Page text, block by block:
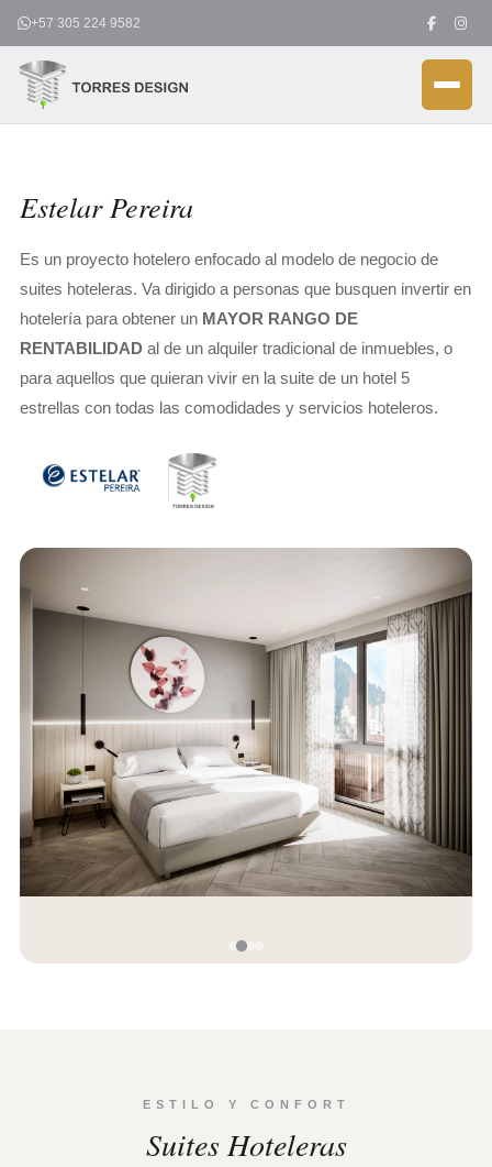
contenido
+57 305 224 9582
Estelar Pereira
Es un proyecto hotelero enfocado al modelo de negocio de
suites hoteleras. Va dirigido a personas que busquen invertir en
hotelería para obtener un MAYOR RANGO DE
RENTABILIDAD al de un alquiler tradicional de inmuebles, o
para aquellos que quieran vivir en la suite de un hotel 5
estrellas con todas las comodidades y servicios hoteleros.
ESTILO Y CONFORT
Suites Hoteleras